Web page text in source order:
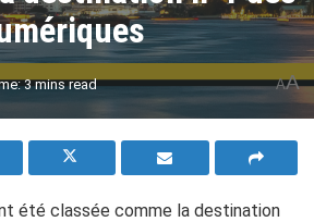
3 mins read AA
été classée comme la destination